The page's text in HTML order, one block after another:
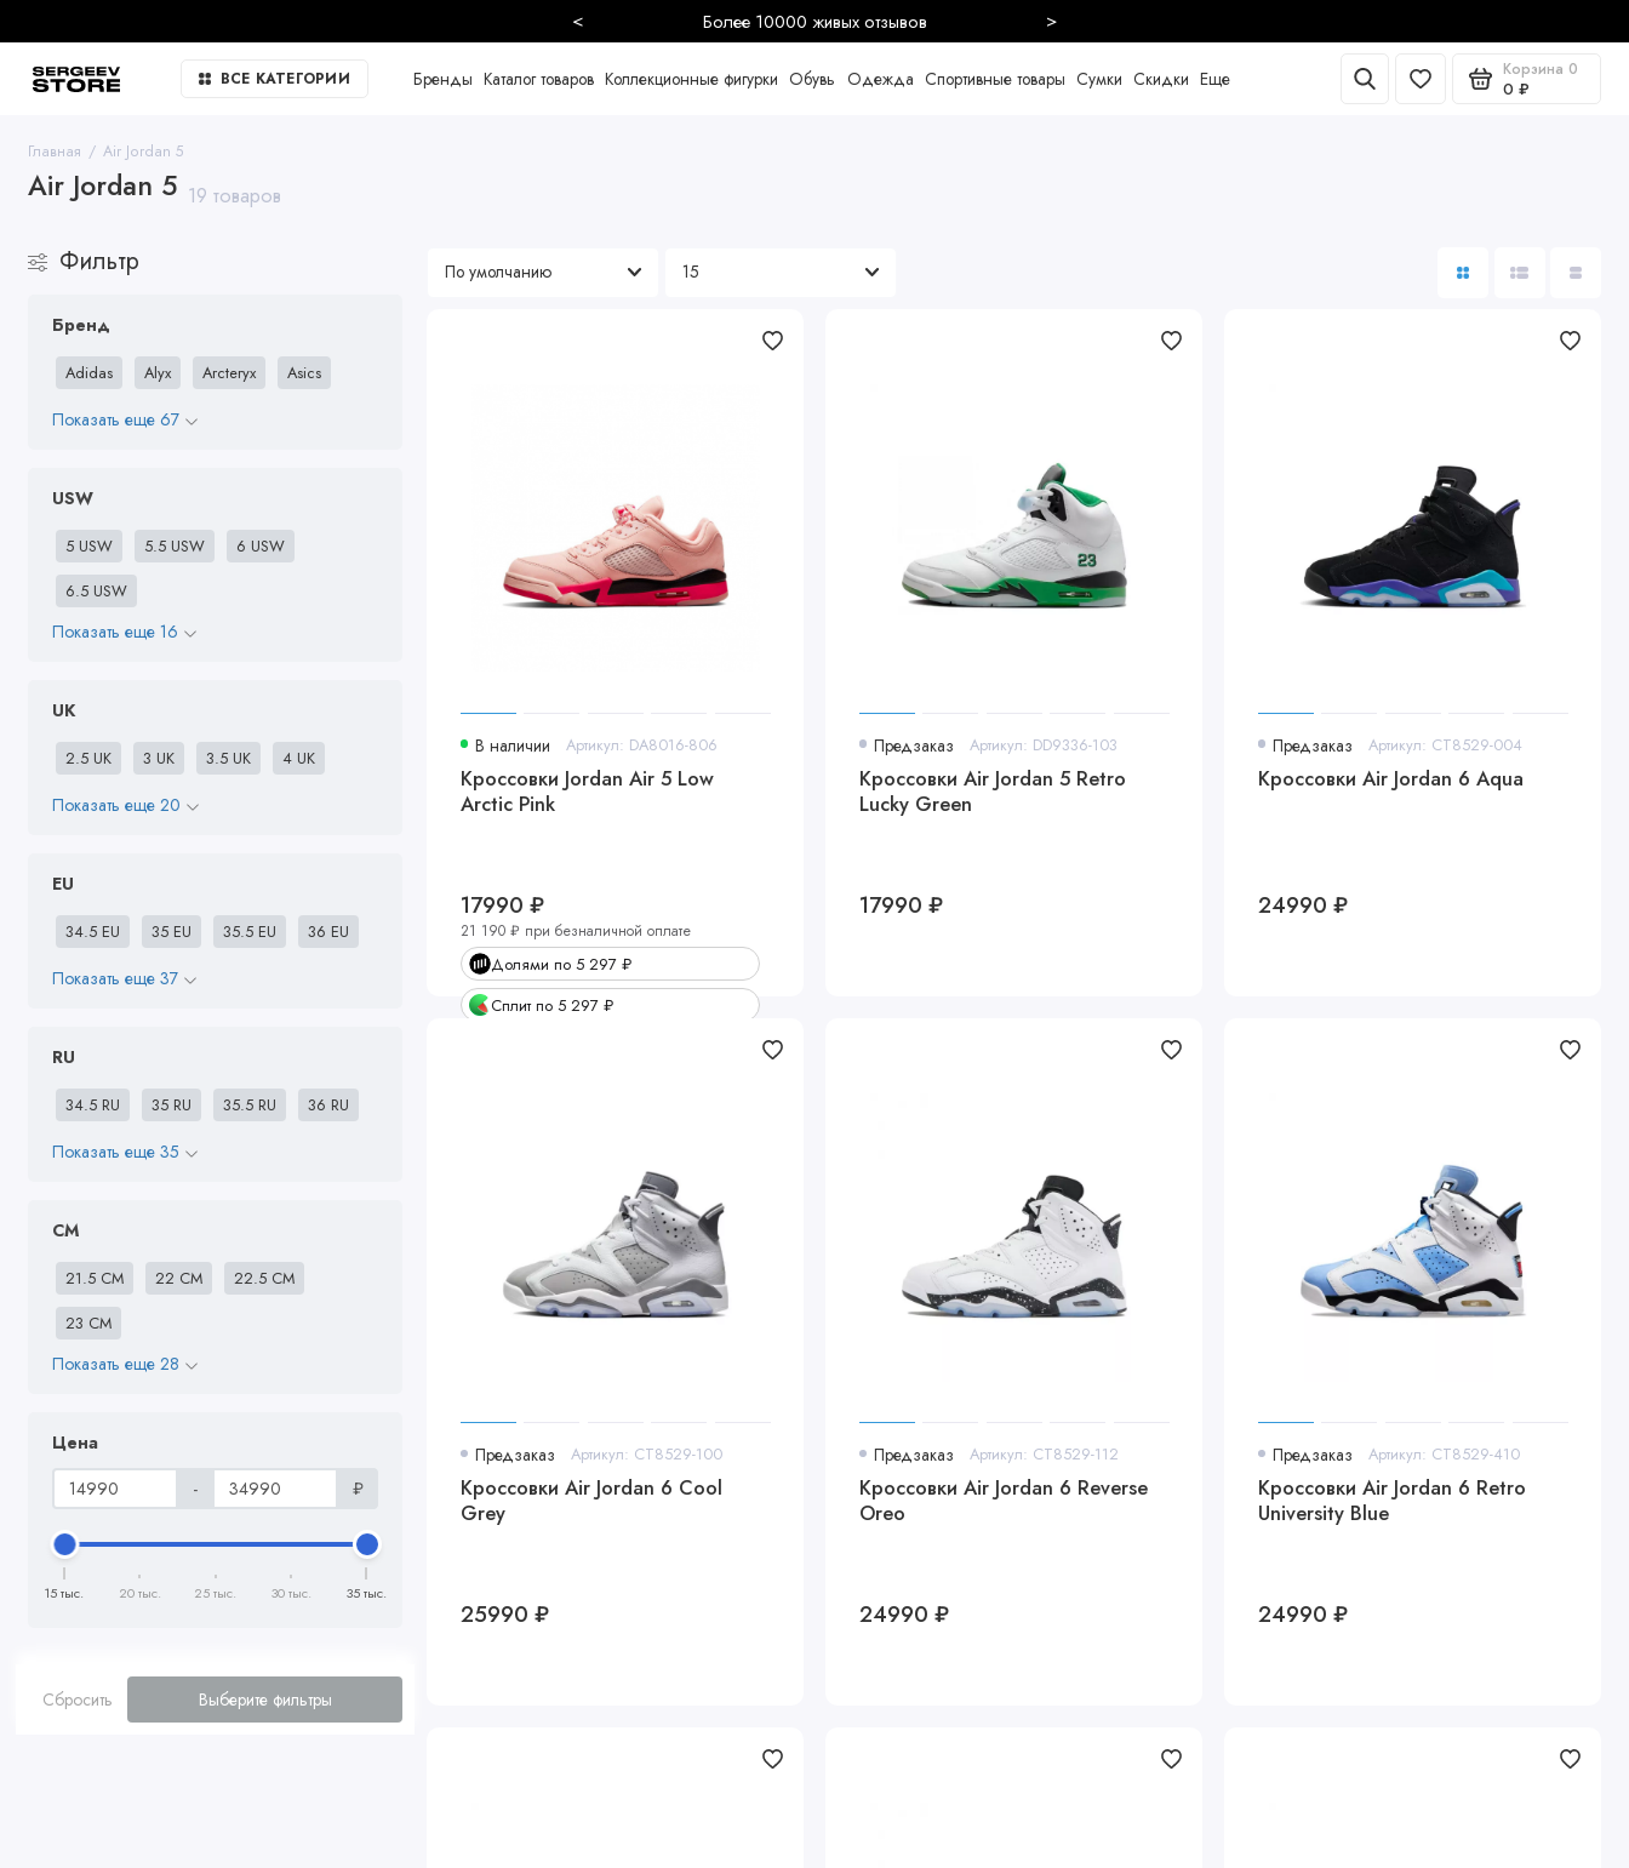
Более 10000 живых отзывов
< >
ВСЕ КАТЕГОРИИ Бренды Каталог товаров Коллекционные фигурки Обувь Одежда Спортивные товары Сумки Скидки Еще Корзина 0
0 ₽
Главная Air Jordan 5
Air Jordan 5 19 товаров
Фильтр
Бренд
Adidas Alyx Arcteryx Asics
Показать еще 67
USW
5 USW 5.5 USW
6 USW
6.5 USW
Показать еще 16
UK
2.5 UK 3 UK 3.5 UK 4 UK
Показать еще 20
EU
34.5 EU 35 EU 35.5 EU 36 EU
Показать еще 37
RU
34.5 RU 35 RU 35.5 RU 36 RU
Показать еще 35
CM
21.5 СМ 22 СМ
22.5 СМ
23 СМ
Показать еще 28
Цена
-
₽
15 тыс. 20 тыс. 25 тыс. 30 тыс. 35 тыс.
Сбросить Выберите фильтры
В наличии Артикул: DA8016-806
Кроссовки Jordan Air 5 Low
Arctic Pink
17990 ₽
21 190 ₽ при безналичной оплате
Долями по 5 297 ₽
Сплит по 5 297 ₽
Предзаказ Артикул: DD9336-103
Кроссовки Air Jordan 5 Retro
Lucky Green
17990 ₽
Предзаказ Артикул: CT8529-004
Кроссовки Air Jordan 6 Aqua
24990 ₽
Предзаказ Артикул: CT8529-100
Кроссовки Air Jordan 6 Cool
Grey
25990 ₽
Предзаказ Артикул: CT8529-112
Кроссовки Air Jordan 6 Reverse
Oreo
24990 ₽
Предзаказ Артикул: CT8529-410
Кроссовки Air Jordan 6 Retro
University Blue
24990 ₽